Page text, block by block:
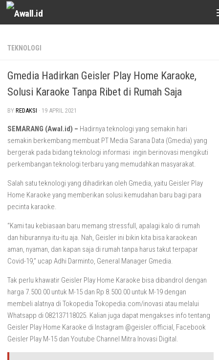
Skip to content
TEKNOLOGI
Gmedia Hadirkan Geisler Play Home Karaoke,
Solusi Karaoke Tanpa Ribet di Rumah Saja
BY REDAKSI · 19 APRIL 2021
SEMARANG (Awal.id) – Hadirnya teknologi yang semakin hari
semakin berkembang membuat PT Media Sarana Data (Gmedia) yang
bergerak pada bidang teknologi informasi ingin berinovasi mengikuti
perkembangan teknologi terbaru yang memudahkan masyarakat.
Salah satu teknologi yang dihadirkan oleh Gmedia, yaitu Geisler Play
Home Karaoke yang memberikan solusi kemudahan baru bagi para
pecinta karaoke.
“Kami tau kebiasaan baru memang stressfull, apalagi kalo di rumah
dan hiburannya itu-itu aja. Nah, Geisler ini bikin kita bisa karaokean
aman, nyaman, dan kapan saja di rumah tanpa harus takut terpapar
Covid-19,” ucap Adhi Darminto, General Manager Gmedia.
Tak perlu khawatir Geisler Play Home Karaoke bisa dibandrol dengan
harga 7.500.00 untuk M-15 dan Rp 8.500.00 untuk M-19 dengan
membeli alatnya di Tokopedia Tokopedia.com/inovasi atau melalui
Whatsapp di 082137118025. Kalian juga dapat mengakses info tentang
Geisler Play Home Karaoke di Instagram @geisler.official, Facebook
Geisler Play M-15 dan Youtube Channel Mitra Inovasi Digital.